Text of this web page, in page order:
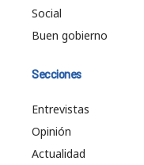
Social
Buen gobierno
Secciones
Entrevistas
Opinión
Actualidad